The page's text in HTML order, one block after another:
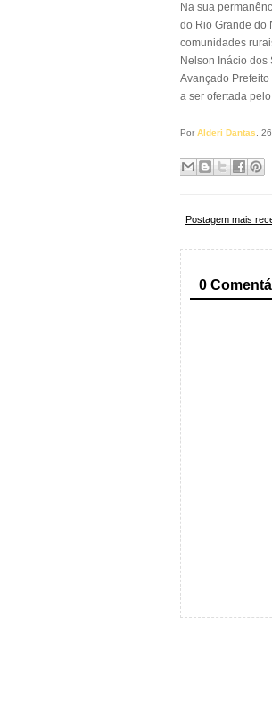
Na sua
do Rio Grande do
comunidades
Nelson Inácio
Avançado
a ser ofertada
Por Alderi Dantas ,
Postagem mais
0